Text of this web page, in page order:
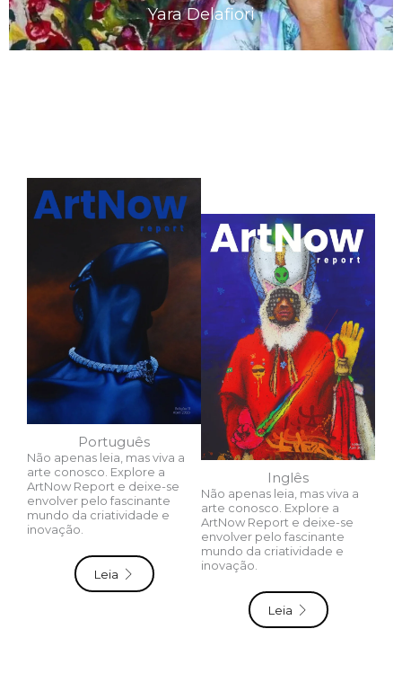
Yara Delafiori
Português
Não apenas leia, mas viva a
arte conosco. Explore a
ArtNow Report e deixe-se
envolver pelo fascinante
mundo da criatividade e
inovação.
Leia
Inglês
Não apenas leia, mas viva a
arte conosco. Explore a
ArtNow Report e deixe-se
envolver pelo fascinante
mundo da criatividade e
inovação.
Leia